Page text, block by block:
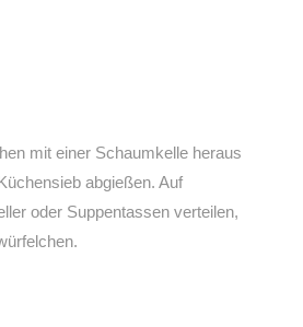
mit einer Schaumkelle heraus
abgießen. Auf
oder Suppentassen verteilen,